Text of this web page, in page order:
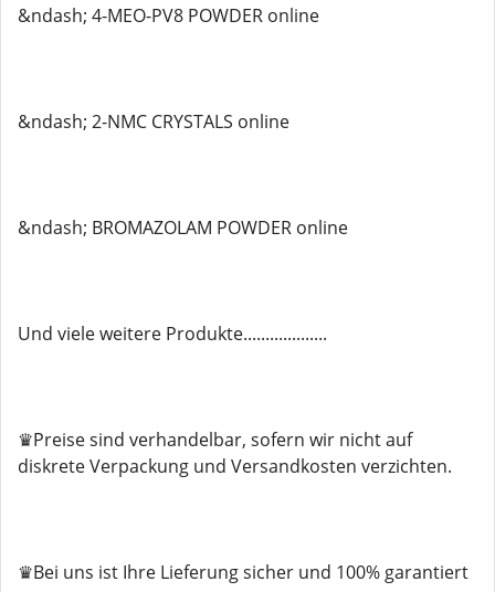
&ndash; 4-MEO-PV8 POWDER online
&ndash; 2-NMC CRYSTALS online
&ndash; BROMAZOLAM POWDER online
Und viele weitere Produkte...................
♛Preise sind verhandelbar, sofern wir nicht auf
diskrete Verpackung und Versandkosten verzichten.
♛Bei uns ist Ihre Lieferung sicher und 100% garantiert